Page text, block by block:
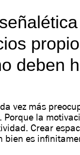
deben
vez más
la
Crear
bien es